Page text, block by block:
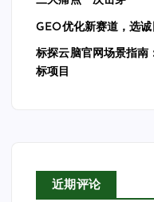
GEO优化新赛道，选
标探云脑官网场景指
标项目
近期评论